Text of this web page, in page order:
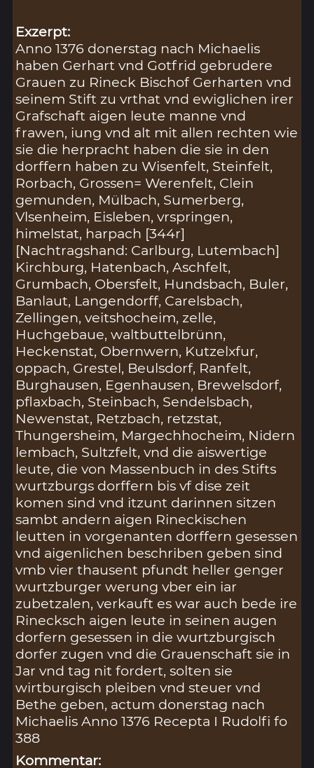
Exzerpt:
Anno 1376 donerstag nach Michaelis
haben Gerhart vnd Gotfrid gebrudere
Grauen zu Rineck Bischof Gerharten vnd
seinem Stift zu vrthat vnd ewiglichen irer
Grafschaft aigen leute manne vnd
frawen, iung vnd alt mit allen rechten wie
sie die herpracht haben die sie in den
dorffern haben zu Wisenfelt, Steinfelt,
Rorbach, Grossen= Werenfelt, Clein
gemunden, Mülbach, Sumerberg,
Vlsenheim, Eisleben, vrspringen,
himelstat, harpach [344r]
[Nachtragshand: Carlburg, Lutembach]
Kirchburg, Hatenbach, Aschfelt,
Grumbach, Obersfelt, Hundsbach, Buler,
Banlaut, Langendorff, Carelsbach,
Zellingen, veitshocheim, zelle,
Huchgebaue, waltbuttelbrünn,
Heckenstat, Obernwern, Kutzelxfur,
oppach, Grestel, Beulsdorf, Ranfelt,
Burghausen, Egenhausen, Brewelsdorf,
pflaxbach, Steinbach, Sendelsbach,
Newenstat, Retzbach, retzstat,
Thungersheim, Margechhocheim, Nidern
lembach, Sultzfelt, vnd die aiswertige
leute, die von Massenbuch in des Stifts
wurtzburgs dorffern bis vf dise zeit
komen sind vnd itzunt darinnen sitzen
sambt andern aigen Rineckischen
leutten in vorgenanten dorffern gesessen
vnd aigenlichen beschriben geben sind
vmb vier thausent pfundt heller genger
wurtzburger werung vber ein iar
zubetzalen, verkauft es war auch bede ire
Rinecksch aigen leute in seinen augen
dorfern gesessen in die wurtzburgisch
dorfer zugen vnd die Grauenschaft sie in
Jar vnd tag nit fordert, solten sie
wirtburgisch pleiben vnd steuer vnd
Bethe geben, actum donerstag nach
Michaelis Anno 1376 Recepta I Rudolfi fo
388
Kommentar: